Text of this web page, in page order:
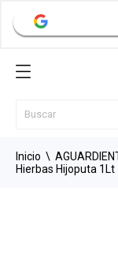
Inicio
Hierbas Hijoputa 1Lt